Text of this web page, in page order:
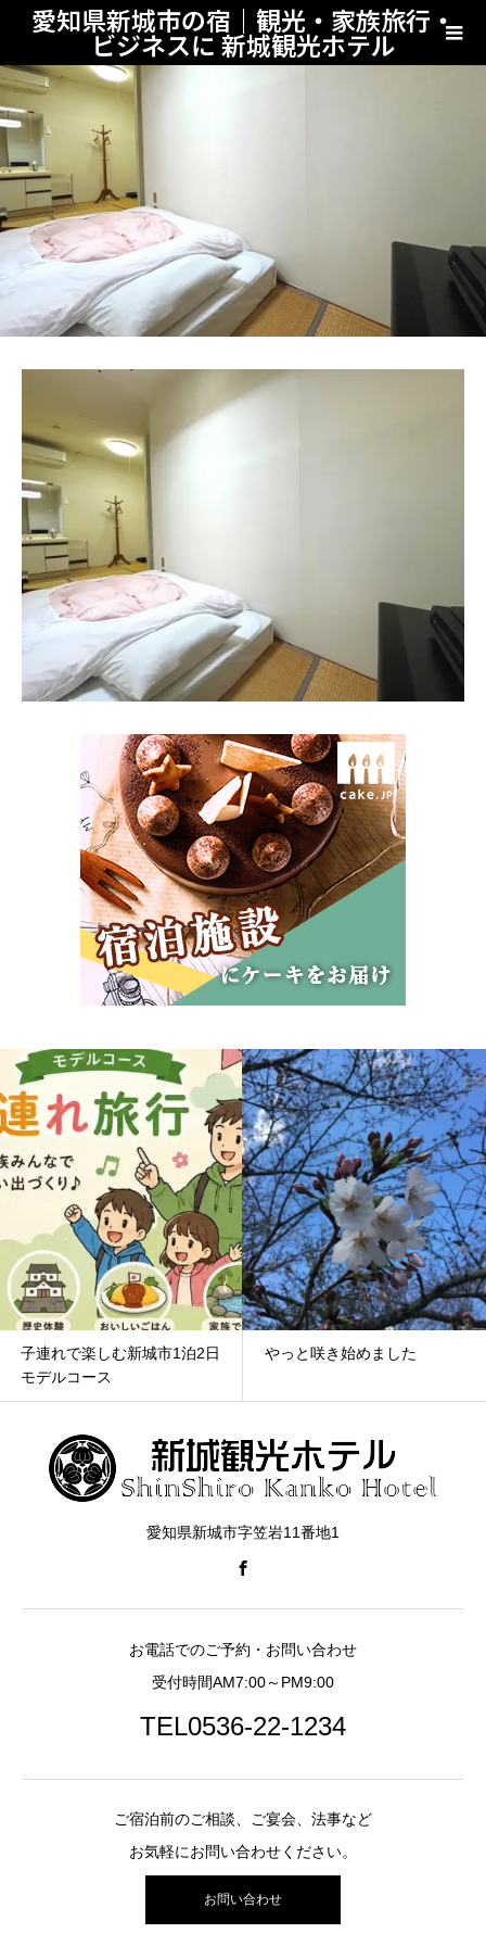
愛知県新城市の宿｜観光・家族旅行・
ビジネスに 新城観光ホテル
子連れで楽しむ新城市1泊2日
モデルコース
やっと咲き始めました
愛知県新城市字笠岩11番地1
お電話でのご予約・お問い合わせ
受付時間AM7:00～PM9:00
TEL0536-22-1234
ご宿泊前のご相談、ご宴会、法事など
お気軽にお問い合わせください。
お問い合わせ